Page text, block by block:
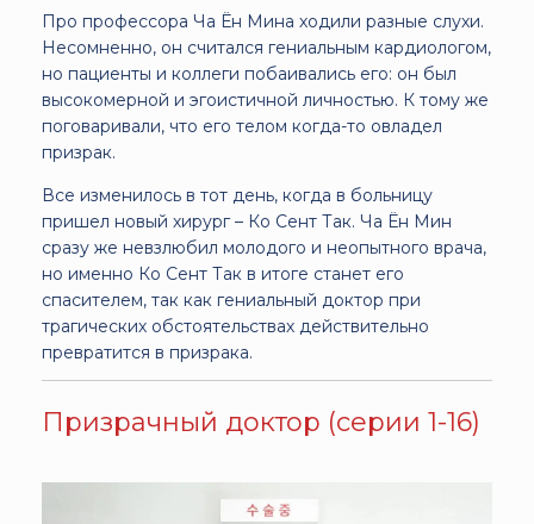
Про профессора Ча Ён Мина ходили разные слухи.
Несомненно, он считался гениальным кардиологом,
но пациенты и коллеги побаивались его: он был
высокомерной и эгоистичной личностью. К тому же
поговаривали, что его телом когда-то овладел
призрак.
Все изменилось в тот день, когда в больницу
пришел новый хирург – Ко Сент Так. Ча Ён Мин
сразу же невзлюбил молодого и неопытного врача,
но именно Ко Сент Так в итоге станет его
спасителем, так как гениальный доктор при
трагических обстоятельствах действительно
превратится в призрака.
Призрачный доктор (серии 1-16)